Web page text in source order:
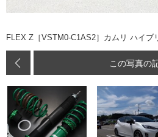
FLEX Z［VSTM0-C1AS2］カムリ ハイブ
この写真の